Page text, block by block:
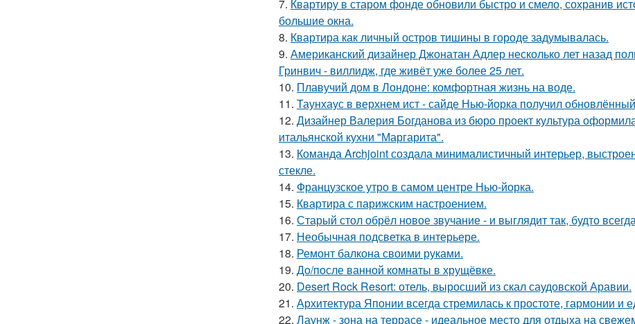
7. Квартиру в старом фонде обновили быстро и смело, сохранив
большие окна.
8. Квартира как личный остров тишины в городе задумывалась.
9. Американский дизайнер Джонатан Адлер несколько лет назад
Гринвич - виллидж, где живёт уже более 25 лет.
10. Плавучий дом в Лондоне: комфортная жизнь на воде.
11. Таунхаус в верхнем ист - сайде Нью-йорка получил
12. Дизайнер Валерия Богданова из бюро проект культура
итальянской кухни "Маргарита".
13. Команда Archjoint создала минималистичный интерьер,
стекле.
14. Французское утро в самом центре Нью-йорка.
15. Квартира с парижским настроением.
16. Старый стол обрёл новое звучание - и выглядит так, будто
17. Необычная подсветка в интерьере.
18. Ремонт балкона своими руками.
19. До/после ванной комнаты в хрущёвке.
20. Desert Rock Resort: отель, выросший из скал саудовской Аравии.
21. Архитектура Японии всегда стремилась к простоте, гармонии и
22. Лаунж - зона на террасе - идеальное место для отдыха на